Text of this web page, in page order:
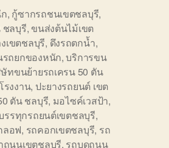
, กู้ซากรถชนเขตชลบุรี,
ชลบุรี, ขนส่งต้นไม้เขต
เขตชลบุรี, ดึงรถตกน้ำ,
ถยกของหนัก,บริการขน
ทขนย้ายรถเครน 50 ตัน
รงงาน, ปะยางรถยนต์ เขต
ตัน ชลบุรี, มอไซค์เวสป้า,
รรทุกรถยนต์เขตชลบุรี,
ลอฟ, รถคอกเขตชลบุรี, รถ
ถนนเขตชลบุรี, รถบดถนน